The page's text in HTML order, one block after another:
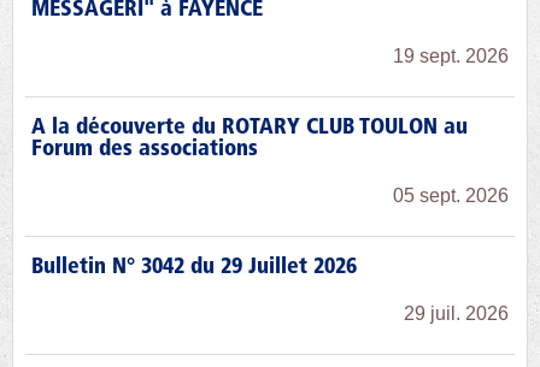
MESSAGERI" à FAYENCE
19 sept. 2026
A la découverte du ROTARY CLUB TOULON au
Forum des associations
05 sept. 2026
Bulletin N° 3042 du 29 Juillet 2026
29 juil. 2026